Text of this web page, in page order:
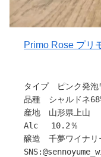
お値段もかなりお
是非飲んでみて下さ
〇ご注意ください
〇ワイナリーの特徴
SHIRAKAMI
屋村の道の駅内にあ
青森県津軽地方の西
級の山々に囲まれた
Primo Rose プリ
タイプ ピンク発泡
品種 シャルドネ
産地 山形県上山
Alc 10.2％
醸造 千夢ワイナリー (宮城・